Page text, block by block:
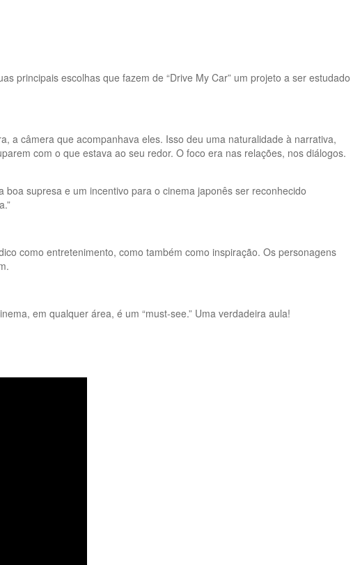
principais escolhas que fazem de “Drive My Car” um projeto a ser estudado
a câmera que acompanhava eles. Isso deu uma naturalidade à narrativa,
com o que estava ao seu redor. O foco era nas relações, nos diálogos.
supresa e um incentivo para o cinema japonês ser reconhecido
como entretenimento, como também como inspiração. Os personagens
em qualquer área, é um “must-see.” Uma verdadeira aula!